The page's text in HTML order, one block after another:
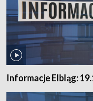
Informacje Elbląg: